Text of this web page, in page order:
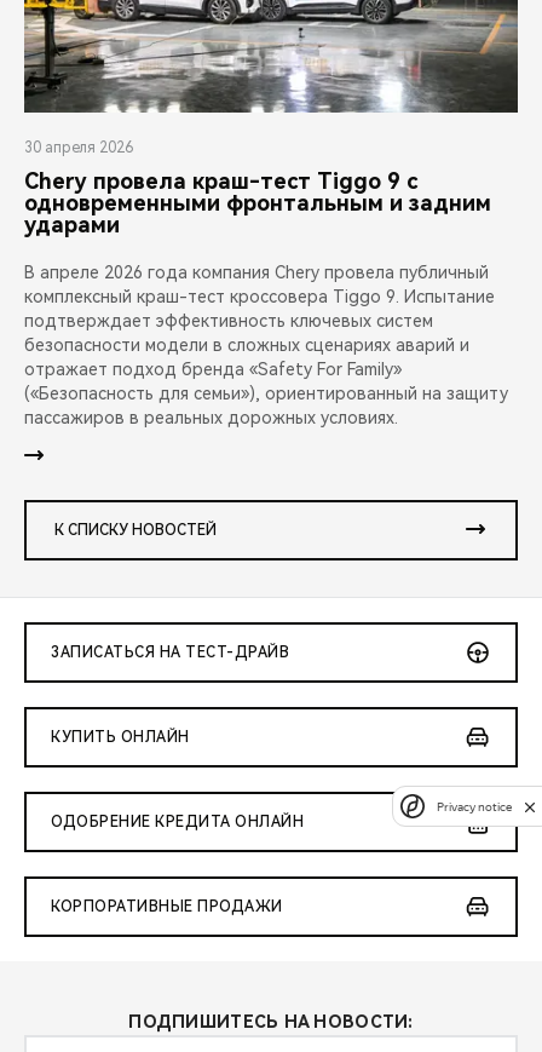
30 апреля 2026
Chery провела краш-тест Tiggo 9 с
одновременными фронтальным и задним
ударами
В апреле 2026 года компания Chery провела публичный
комплексный краш-тест кроссовера Tiggo 9. Испытание
подтверждает эффективность ключевых систем
безопасности модели в сложных сценариях аварий и
отражает подход бренда «Safety For Family»
(«Безопасность для семьи»), ориентированный на защиту
пассажиров в реальных дорожных условиях.
К СПИСКУ НОВОСТЕЙ
ЗАПИСАТЬСЯ НА ТЕСТ-ДРАЙВ
КУПИТЬ ОНЛАЙН
ОДОБРЕНИЕ КРЕДИТА ОНЛАЙН
КОРПОРАТИВНЫЕ ПРОДАЖИ
ПОДПИШИТЕСЬ НА НОВОСТИ:
Privacy notice